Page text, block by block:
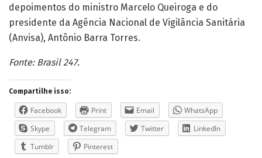
depoimentos do ministro Marcelo Queiroga e do
presidente da Agência Nacional de Vigilância Sanitária
(Anvisa), Antônio Barra Torres.
Fonte: Brasil 247.
Compartilhe isso:
Facebook Print Email
WhatsApp
Skype
Telegram Twitter
LinkedIn
Tumblr
Pinterest